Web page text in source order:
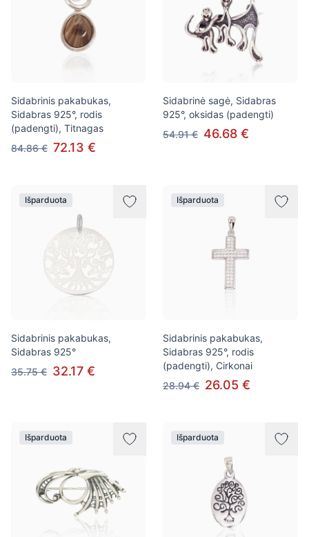
Sidabrinis pakabukas,
Sidabras 925°, rodis
(padengti), Titnagas
84.86 € 72.13 €
Sidabrinė sagė, Sidabras
925°, oksidas (padengti)
54.91 € 46.68 €
Išparduota
Sidabrinis pakabukas,
Sidabras 925°
35.75 € 32.17 €
Išparduota
Sidabrinis pakabukas,
Sidabras 925°, rodis
(padengti), Cirkonai
28.94 € 26.05 €
Išparduota Išparduota